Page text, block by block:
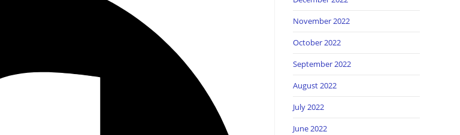
November 2022
October 2022
September 2022
August 2022
July 2022
June 2022